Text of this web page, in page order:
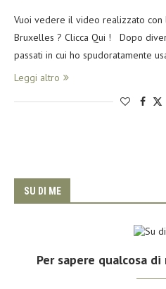
Vuoi vedere il video realizzato
Bruxelles ? Clicca Qui ! Dopo
passati in cui ho spudoratamente
Leggi altro
SU DI ME
Per sapere qualcosa